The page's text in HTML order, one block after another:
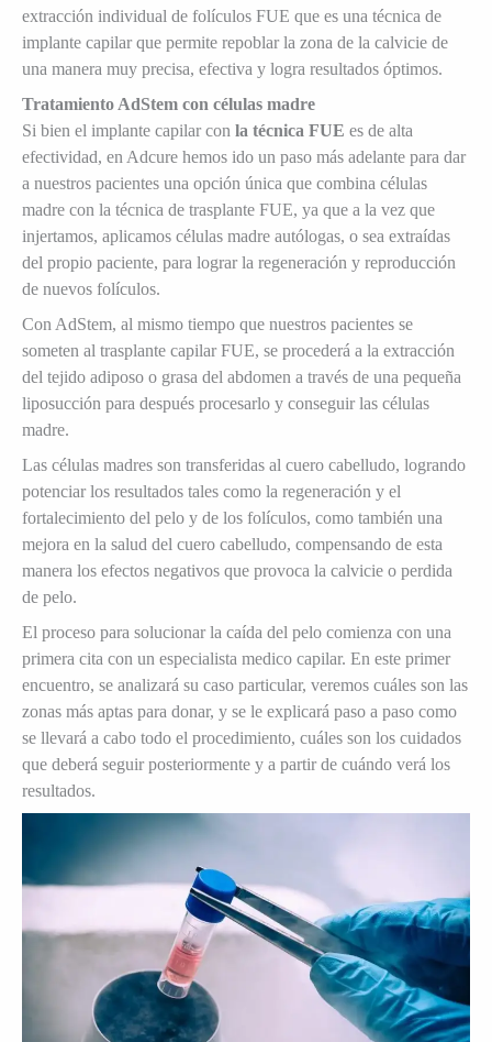
extracción individual de folículos FUE que es una técnica de
implante capilar que permite repoblar la zona de la calvicie de
una manera muy precisa, efectiva y logra resultados óptimos.
Tratamiento AdStem con células madre
Si bien el implante capilar con la técnica FUE es de alta
efectividad, en Adcure hemos ido un paso más adelante para dar
a nuestros pacientes una opción única que combina células
madre con la técnica de trasplante FUE, ya que a la vez que
injertamos, aplicamos células madre autólogas, o sea extraídas
del propio paciente, para lograr la regeneración y reproducción
de nuevos folículos.
Con AdStem, al mismo tiempo que nuestros pacientes se
someten al trasplante capilar FUE, se procederá a la extracción
del tejido adiposo o grasa del abdomen a través de una pequeña
liposucción para después procesarlo y conseguir las células
madre.
Las células madres son transferidas al cuero cabelludo, logrando
potenciar los resultados tales como la regeneración y el
fortalecimiento del pelo y de los folículos, como también una
mejora en la salud del cuero cabelludo, compensando de esta
manera los efectos negativos que provoca la calvicie o perdida
de pelo.
El proceso para solucionar la caída del pelo comienza con una
primera cita con un especialista medico capilar. En este primer
encuentro, se analizará su caso particular, veremos cuáles son las
zonas más aptas para donar, y se le explicará paso a paso como
se llevará a cabo todo el procedimiento, cuáles son los cuidados
que deberá seguir posteriormente y a partir de cuándo verá los
resultados.